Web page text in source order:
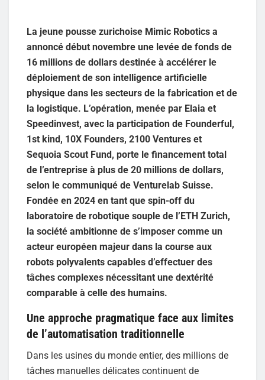
La jeune pousse zurichoise Mimic Robotics a
annoncé début novembre une levée de fonds de
16 millions de dollars destinée à accélérer le
déploiement de son intelligence artificielle
physique dans les secteurs de la fabrication et de
la logistique. L’opération, menée par Elaia et
Speedinvest, avec la participation de Founderful,
1st kind, 10X Founders, 2100 Ventures et
Sequoia Scout Fund, porte le financement total
de l’entreprise à plus de 20 millions de dollars,
selon le communiqué de Venturelab Suisse.
Fondée en 2024 en tant que spin-off du
laboratoire de robotique souple de l’ETH Zurich,
la société ambitionne de s’imposer comme un
acteur européen majeur dans la course aux
robots polyvalents capables d’effectuer des
tâches complexes nécessitant une dextérité
comparable à celle des humains.
Une approche pragmatique face aux limites
de l’automatisation traditionnelle
Dans les usines du monde entier, des millions de
tâches manuelles délicates continuent de